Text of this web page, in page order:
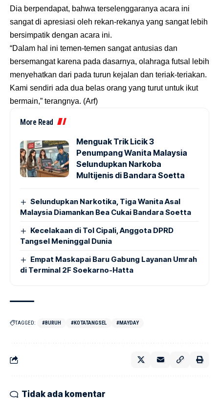
Dia berpendapat, bahwa terselenggaranya acara ini
sangat di apresiasi oleh rekan-rekanya yang sangat lebih
bersimpatik dengan acara ini.
“Dalam hal ini temen-temen sangat antusias dan
bersemangat karena pada dasarnya, olahraga futsal lebih
menyehatkan dari pada turun kejalan dan teriak-teriakan.
Kami sendiri ada dua belas orang yang turut untuk ikut
bermain,” terangnya. (Arf)
More Read
Menguak Trik Licik 3
Penumpang Wanita Malaysia
Selundupkan Narkoba
Multijenis di Bandara Soetta
Selundupkan Narkotika, Tiga Wanita Asal
Malaysia Diamankan Bea Cukai Bandara Soetta
Kecelakaan di Tol Cipali, Anggota DPRD
Tangsel Meninggal Dunia
Empat Maskapai Baru Gabung Layanan Umrah
di Terminal 2F Soekarno-Hatta
TAGGED: #BURUH #KOTATANGSEL #MAYDAY
Tidak ada komentar